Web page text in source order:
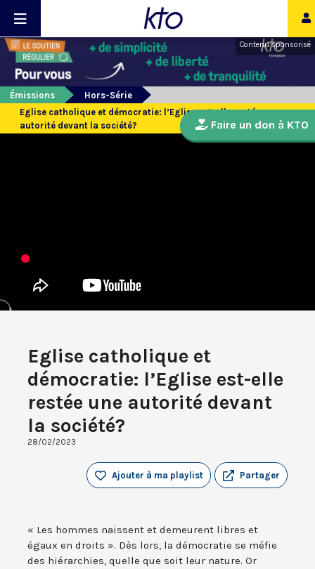
Contenu sponsorisé
Émissions
Hors-Série
Eglise catholique et démocratie: l’Eglise est-elle restée une
autorité devant la société?
Eglise catholique et
démocratie: l’Eglise est-elle
restée une autorité devant
la société?
28/02/2023
Partager
Ajouter à ma playlist
« Les hommes naissent et demeurent libres et
égaux en droits ». Dès lors, la démocratie se méfie
des hiérarchies, quelle que soit leur nature. Or
Faire un don à KTO